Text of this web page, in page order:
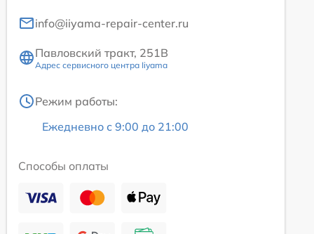
info@iiyama-repair-center.ru
Павловский тракт, 251В
Адрес сервисного центра Iiyama
Режим работы:
Ежедневно с 9:00 до 21:00
Способы оплаты